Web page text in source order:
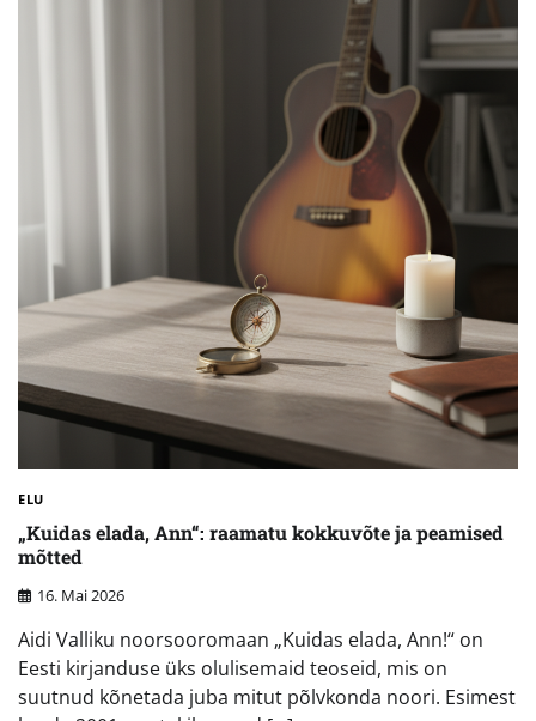
ELU
„Kuidas elada, Ann“: raamatu kokkuvõte ja peamised
mõtted
16. Mai 2026
Aidi Valliku noorsooromaan „Kuidas elada, Ann!“ on
Eesti kirjanduse üks olulisemaid teoseid, mis on
suutnud kõnetada juba mitut põlvkonda noori. Esimest